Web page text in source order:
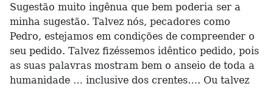
Sugestão muito ingênua que bem poderia ser a
minha sugestão. Talvez nós, pecadores como
Pedro, estejamos em condições de compreender o
seu pedido. Talvez fizéssemos idêntico pedido, pois
as suas palavras mostram bem o anseio de toda a
humanidade … inclusive dos crentes…. Ou talvez